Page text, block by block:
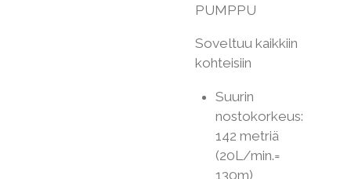
PUMPPU
Soveltuu kaikkiin
kohteisiin
Suurin
nostokorkeus:
142 metriä
(20L/min.=
130m)